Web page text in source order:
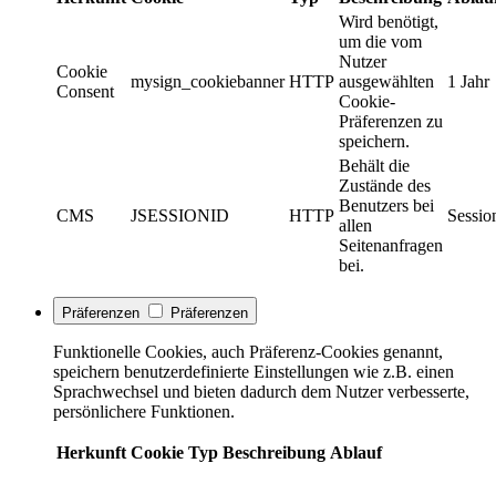
Cookie
Consent
mysign_cookiebanner HTTP
Wird benötigt,
um die vom
Nutzer
ausgewählten
Cookie-
Präferenzen zu
speichern.
1 Jahr
CMS JSESSIONID HTTP
Behält die
Zustände des
Benutzers bei
allen
Seitenanfragen
bei.
Präferenzen Präferenzen
Funktionelle Cookies, auch Präferenz-Cookies genannt,
speichern benutzerdefinierte Einstellungen wie z.B. einen
Sprachwechsel und bieten dadurch dem Nutzer verbesserte,
persönlichere Funktionen.
Herkunft Cookie Typ Beschreibung Ablauf